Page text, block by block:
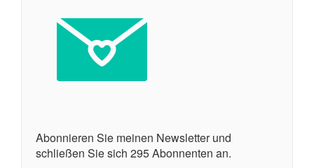
Abonnieren Sie meinen Newsletter und
schließen Sie sich 295 Abonnenten an.